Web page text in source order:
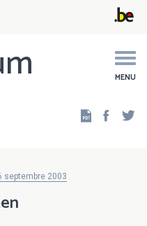
MENU
septembre 2003